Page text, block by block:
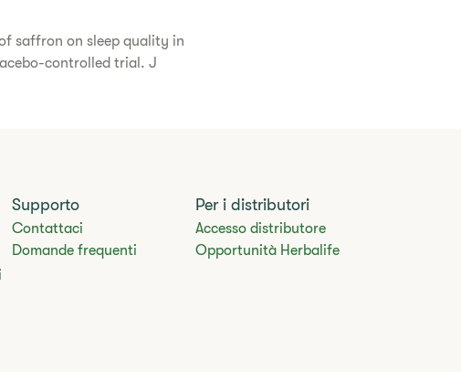
saffron on sleep quality in
controlled trial. J
Supporto
Contattaci
Domande frequenti​
Per i distributori
Accesso distributore
Opportunità Herbalife